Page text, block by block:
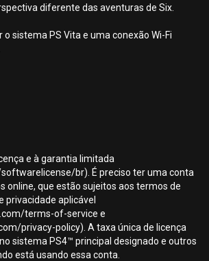
diferente das aventuras de Six.
o sistema PS Vita e uma conexão Wi-Fi
e à garantia limitada
br). É preciso ter uma conta
online, que estão sujeitos aos termos de
privacidade aplicável
terms-of-service e
privacy-policy). A taxa única de licença
sistema PS4™ principal designado e outros
está usando essa conta.